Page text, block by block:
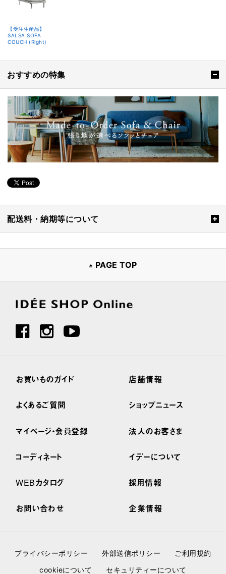
【受注生産品】
SALSA SOFA
COUCH (Right)
おすすめの特集
配送料・納期等について
PAGE TOP
お買いものガイド
よくあるご質問
マイページ・会員登録
コーディネート
WEBカタログ
お問い合わせ
店舗情報
ショップニュース
法人のお客さま
イデーについて
採用情報
企業情報
プライバシーポリシー 外部送信ポリシー
ご利用規約
cookieについて
セキュリティーについて